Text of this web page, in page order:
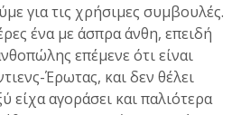
για τις χρήσιμες συμβουλές.
ένα με άσπρα άνθη, επειδή
επέμενε ότι είναι
Έρωτας, και δεν θέλει
είχα αγοράσει και παλιότερα